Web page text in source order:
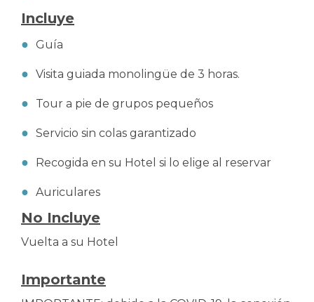
Incluye
Guía
Visita guiada monolingüe de 3 horas.
Tour a pie de grupos pequeños
Servicio sin colas garantizado
Recogida en su Hotel si lo elige al reservar
Auriculares
No Incluye
Vuelta a su Hotel
Importante